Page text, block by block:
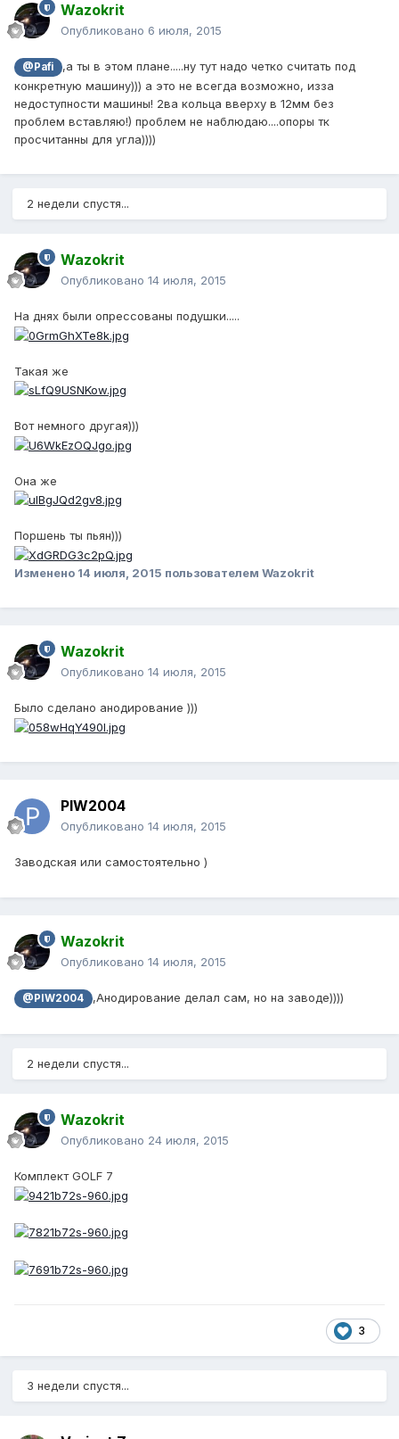
Wazokrit
Опубликовано 6 июля, 2015
@Pafi
,а ты в этом плане.....ну тут надо четко считать под
конкретную машину))) а это не всегда возможно, изза
недоступности машины! 2ва кольца вверху в 12мм без
проблем вставляю!) проблем не наблюдаю....опоры тк
просчитанны для угла))))
2 недели спустя...
Wazokrit
Опубликовано 14 июля, 2015
На днях были опрессованы подушки.....
Такая же
Вот немного другая)))
Она же
Поршень ты пьян)))
Изменено 14 июля, 2015 пользователем Wazokrit
Wazokrit
Опубликовано 14 июля, 2015
Было сделано анодирование )))
PIW2004
Опубликовано 14 июля, 2015
Заводская или самостоятельно )
Wazokrit
Опубликовано 14 июля, 2015
@PIW2004 ,Анодирование делал сам, но на заводе))))
2 недели спустя...
Wazokrit
Опубликовано 24 июля, 2015
Комплект GOLF 7
3
3 недели спустя...